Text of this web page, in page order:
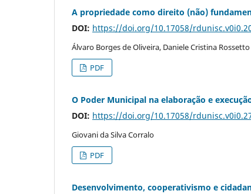
A propriedade como direito (não)
DOI: https://doi.org/10.17058/
Álvaro Borges de Oliveira, Daniele Cristina Rossetto
PDF
O Poder Municipal na elaboração e
DOI: https://doi.org/10.17058/
Giovani da Silva Corralo
PDF
Desenvolvimento, cooperativismo e